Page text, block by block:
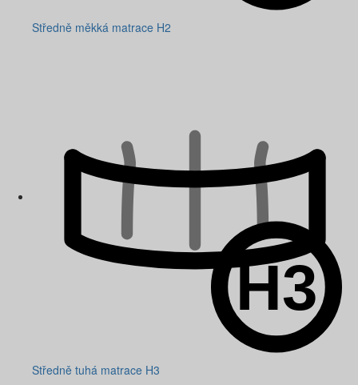
Středně měkká matrace H2
Středně tuhá matrace H3